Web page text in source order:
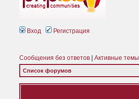
Вход Регистрация
Сообщения без ответов Активные темы
Список форумов